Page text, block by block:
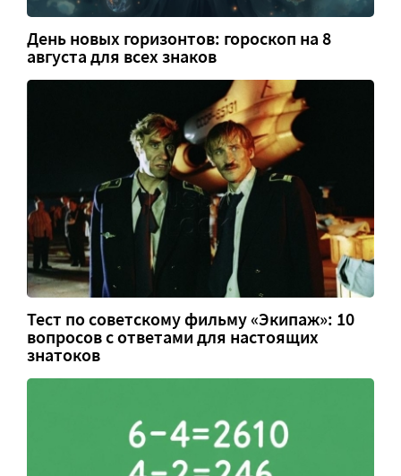
День новых горизонтов: гороскоп на 8
августа для всех знаков
Тест по советскому фильму «Экипаж»: 10
вопросов с ответами для настоящих
знатоков